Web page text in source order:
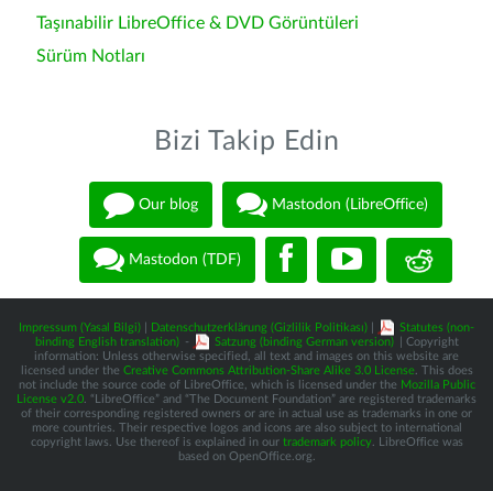
Taşınabilir LibreOffice & DVD Görüntüleri
Sürüm Notları
Bizi Takip Edin
Our blog Mastodon (LibreOffice)
Mastodon (TDF)
Impressum (Yasal Bilgi) Datenschutzerklärung (Gizlilik Politikası)
Statutes (non-
binding English translation) - Satzung (binding German version)
| Copyright
information: Unless otherwise specified, all text and images on this website are
licensed under the Creative Commons Attribution-Share Alike 3.0 License. This does
not include the source code of LibreOffice, which is licensed under the Mozilla Public
License v2.0 . “LibreOffice” and “The Document Foundation” are registered trademarks
of their corresponding registered owners or are in actual use as trademarks in one or
more countries. Their respective logos and icons are also subject to international
copyright laws. Use thereof is explained in our trademark policy. LibreOffice was
based on OpenOffice.org.